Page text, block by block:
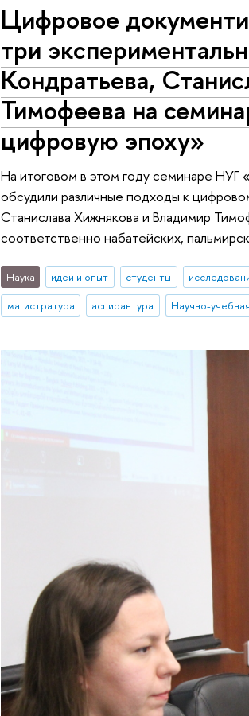
Цифровое
три
Кондратьева,
Тимофеева на
цифровую эпоху»
На итоговом в этом году семинаре НУГ
обсудили различные подходы к
Станислава Хижнякова и Владимир
соответственно набатейских,
Наука идеи и опыт студенты
магистратура
аспирантура